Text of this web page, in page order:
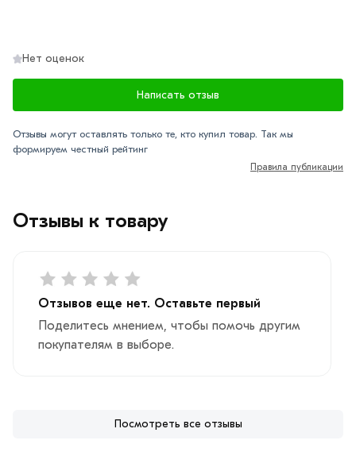
Отзывы к товару
Отзывов еще нет. Оставьте первый
Поделитесь мнением, чтобы помочь другим
покупателям в выборе.
Посмотреть все отзывы
Нет оценок
Написать отзыв
Отзывы могут оставлять только те, кто купил товар. Так мы
формируем честный рейтинг
Правила публикации